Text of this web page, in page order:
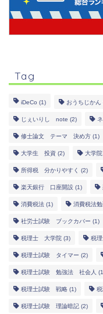
Tag
iDeCo (1) おうちじかん
じぇいりし note (2)
修士論文 テーマ 決め方 (1)
大学生 投資 (2) 大学
所得税 分かりやすく (2)
楽天銀行 口座開設 (1)
消費税法 (1) 消費税法
社労士試験 ブックカバー (1)
税理士 大学院 (3) 税
税理士試験 タイマー (2)
税理士試験 勉強法 社会人
税理士試験 戦略 (1)
税理士試験 理論暗記 (2)